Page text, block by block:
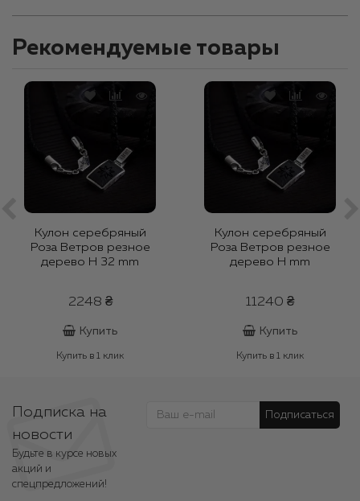
Рекомендуемые товары
Кулон серебряный
Роза Ветров резное
дерево H 32 mm
2248 ₴
Купить
Купить в 1 клик
Кулон серебряный
Роза Ветров резное
дерево H mm
11240 ₴
Купить
Купить в 1 клик
Подписка на
новости
Будьте в курсе новых
акций и
спецпредложений!
Подписаться